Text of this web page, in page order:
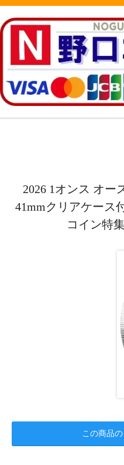
2026 1オンス オー
41mmクリアケース
コイン特
この商品